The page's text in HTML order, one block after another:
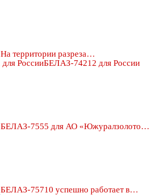
На территории разреза…
БЕЛАЗ-74212 для России
БЕЛАЗ-7555 для АО «Южуралзолото…
БЕЛАЗ-75710 успешно работает в…